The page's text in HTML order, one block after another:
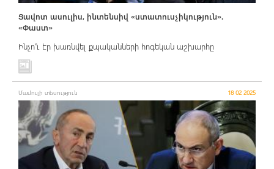
Ցավոտ ասուլիս, ինտենսիվ «ստատուսչիկություն».
«Փաստ»
Ինչո՞ւ էր խառնվել քպականների հոգեկան աշխարհը
Մամուլի տեսություն 18 02 2025